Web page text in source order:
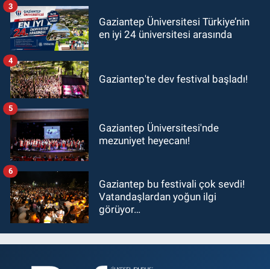
Gaziantep Üniversitesi Türkiye’nin
en iyi 24 üniversitesi arasında
3
Gaziantep'te dev festival başladı!
4
Gaziantep Üniversitesi'nde
mezuniyet heyecanı!
5
Gaziantep bu festivali çok sevdi!
Vatandaşlardan yoğun ilgi
görüyor…
6